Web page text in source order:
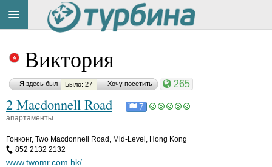
Виктория
Я здесь был Было: 27 Хочу посетить 265
2 Macdonnell Road 7
апартаменты
Гонконг, Two Macdonnell Road, Mid-Level, Hong Kong
852 2132 2132
www.twomr.com.hk/
на
сайте:
Button